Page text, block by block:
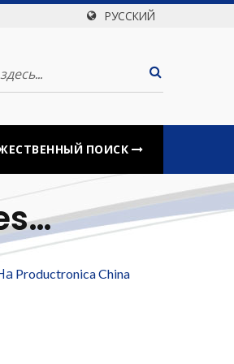
РУССКИЙ
ПОИСК
Productronica China